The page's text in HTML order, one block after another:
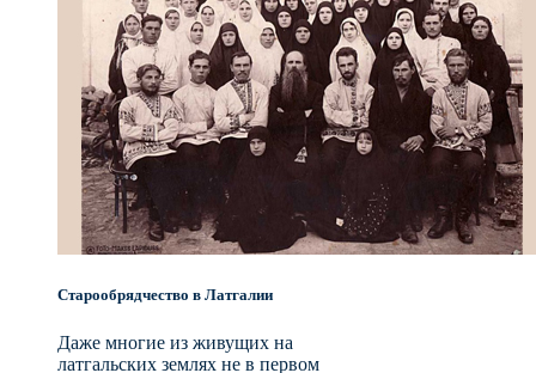
Старообрядчество в Латгалии
Даже многие из живущих на
латгальских землях не в первом